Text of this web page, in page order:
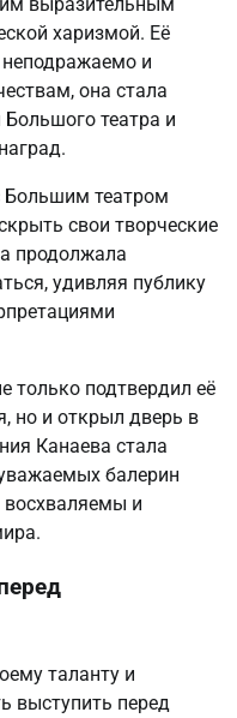
харизмой. Её
неподражаемо и
она стала
театра и
Большим театром
свои творческие
продолжала
удивляя публику
только подтвердил её
но и открыл дверь в
Канаева стала
балерин
восхваляемы и
таланту и
выступить перед